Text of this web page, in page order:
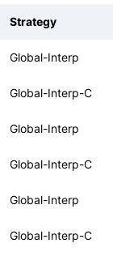
Strategy
Global-Interp
Global-Interp-C
Global-Interp
Global-Interp-C
Global-Interp
Global-Interp-C